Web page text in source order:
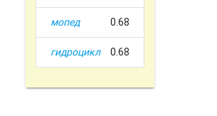
мопед 0.68
гидроцикл 0.68